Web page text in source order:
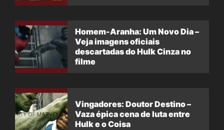
Homem-Aranha: Um Novo Dia –
Veja imagens oficiais
descartadas do Hulk Cinza no
filme
Vingadores: Doutor Destino –
Vaza épica cena de luta entre
Hulk e o Coisa